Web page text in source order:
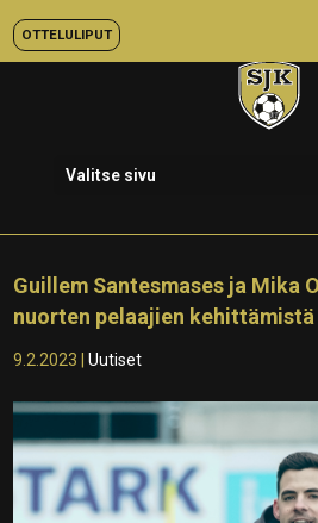
OTTELULIPUT
Valitse sivu
Guillem Santesmases ja Mika
nuorten pelaajien kehittämistä
9.2.2023 |Uutiset